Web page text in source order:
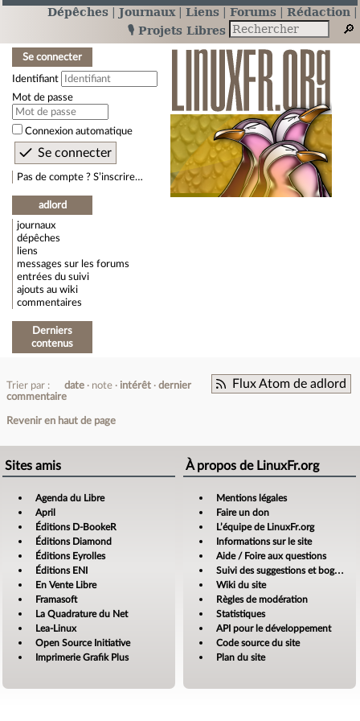
Dépêches Journaux Liens Forums
Rédaction
🎙️ Projets Libres
Se connecter
Identifiant
Mot de passe
Connexion automatique
Pas de compte ? S’inscrire…
adlord
journaux
dépêches
liens
messages sur les forums
entrées du suivi
ajouts au wiki
commentaires
Derniers
contenus
Flux Atom de adlord
Trier par : date note intérêt
dernier
commentaire
Revenir en haut de page
Sites amis
Agenda du Libre
April
Éditions D-BookeR
Éditions Diamond
Éditions Eyrolles
Éditions ENI
En Vente Libre
Framasoft
La Quadrature du Net
Lea-Linux
Open Source Initiative
Imprimerie Grafik Plus
À propos de LinuxFr.org
Mentions légales
Faire un don
L’équipe de LinuxFr.org
Informations sur le site
Aide / Foire aux questions
Suivi des suggestions et bogues
Wiki du site
Règles de modération
Statistiques
API pour le développement
Code source du site
Plan du site